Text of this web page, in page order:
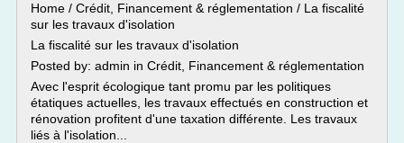
Home / Crédit, Financement & réglementation / La fiscalité
sur les travaux d'isolation
La fiscalité sur les travaux d'isolation
Posted by: admin in Crédit, Financement & réglementation
Avec l'esprit écologique tant promu par les politiques
étatiques actuelles, les travaux effectués en construction et
rénovation profitent d'une taxation différente. Les travaux
liés à l'isolation...